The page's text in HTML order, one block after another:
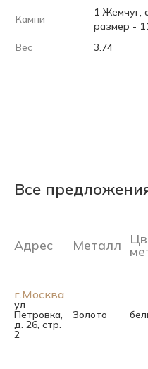
Камни
1 Жемчуг,
размер -
Вес
3.74
Все
Адрес Металл
г.Москва
ул.
Петровка,
д. 26, стр.
2
Золото